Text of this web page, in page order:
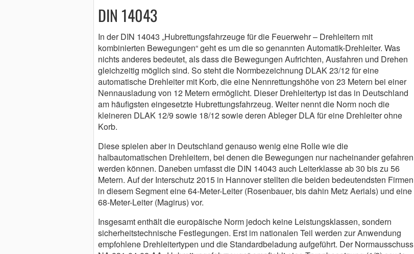
DIN 14043
In der DIN 14043 „Hubrettungsfahrzeuge für die Feuerwehr – Drehleitern mit
kombinierten Bewegungen“ geht es um die so genannten Automatik-Drehleiter. Was
nichts anderes bedeutet, als dass die Bewegungen Aufrichten, Ausfahren und Drehen
gleichzeitig möglich sind. So steht die Normbezeichnung DLAK 23/12 für eine
automatische Drehleiter mit Korb, die eine Nennrettungshöhe von 23 Metern bei einer
Nennausladung von 12 Metern ermöglicht. Dieser Drehleitertyp ist das in Deutschland
am häufigsten eingesetzte Hubrettungsfahrzeug. Weiter nennt die Norm noch die
kleineren DLAK 12/9 sowie 18/12 sowie deren Ableger DLA für eine Drehleiter ohne
Korb.
Diese spielen aber in Deutschland genauso wenig eine Rolle wie die
halbautomatischen Drehleitern, bei denen die Bewegungen nur nacheinander gefahren
werden können. Daneben umfasst die DIN 14043 auch Leiterklasse ab 30 bis zu 56
Metern. Auf der Interschutz 2015 in Hannover stellten die beiden bedeutendsten Firmen
in diesem Segment eine 64-Meter-Leiter (Rosenbauer, bis dahin Metz Aerials) und eine
68-Meter-Leiter (Magirus) vor.
Insgesamt enthält die europäische Norm jedoch keine Leistungsklassen, sondern
sicherheitstechnische Festlegungen. Erst im nationalen Teil werden zur Anwendung
empfohlene Drehleitertypen und die Standardbeladung aufgeführt. Der Normausschuss